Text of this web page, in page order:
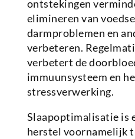
ontstekingen
elimineren van
darmproblemen en
verbeteren.
verbetert de
immuunsysteem en
stressverwerking.
Slaapoptimalisatie is
herstel voornamelijk